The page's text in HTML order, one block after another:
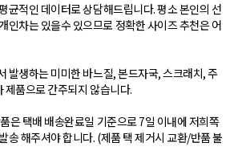
균적인 데이터로 상담해드립니다. 평소 본인의 선
인차는 있을수 있으므로 정확한 사이즈 추천은 어
발생하는 미미한 바느질, 본드자국, 스크래치, 주
제품으로 간주되지 않습니다.
은 택배 배송완료일 기준으로 7일 이내에 저희쪽
송 해주셔야 합니다. (제품 택 제거시 교환/반품 불